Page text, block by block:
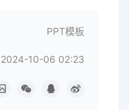
PPT模板
2024-10-06 02:23